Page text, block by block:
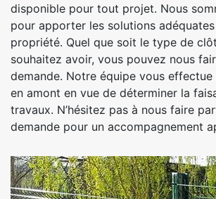
disponible pour tout projet. Nous
pour apporter les solutions
propriété. Quel que soit le type de
souhaitez avoir, vous pouvez nous
demande. Notre équipe vous
en amont en vue de déterminer la
travaux. N’hésitez pas à nous faire
demande pour un accompagnement